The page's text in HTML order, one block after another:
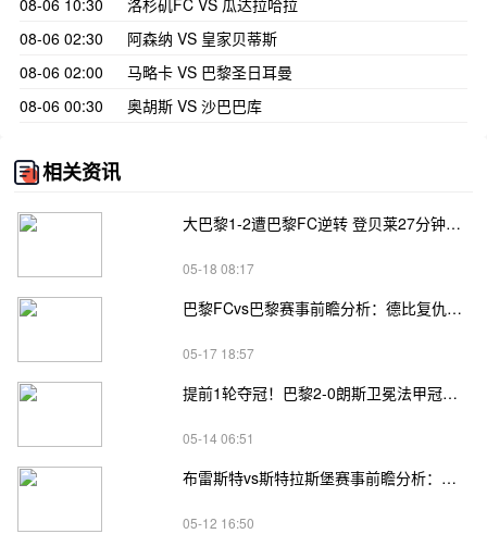
08-06 10:30
洛杉矶FC VS 瓜达拉哈拉
08-06 02:30
阿森纳 VS 皇家贝蒂斯
08-06 02:00
马略卡 VS 巴黎圣日耳曼
08-06 00:30
奥胡斯 VS 沙巴巴库
相关资讯
大巴黎1-2遭巴黎FC逆转 登贝莱27分钟伤退 戈里替补双响+读秒绝杀
05-18 08:17
巴黎FCvs巴黎赛事前瞻分析：德比复仇遇欧冠留力，主场劲旅碰残阵豪门
05-17 18:57
提前1轮夺冠！巴黎2-0朗斯卫冕法甲冠军 K77破门萨福诺夫屡献扑救
05-14 06:51
布雷斯特vs斯特拉斯堡赛事前瞻分析：中游无欲无求对决，颓势两队争夺颜面
05-12 16:50